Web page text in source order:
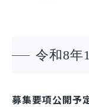
令和8年
募集要項公開予